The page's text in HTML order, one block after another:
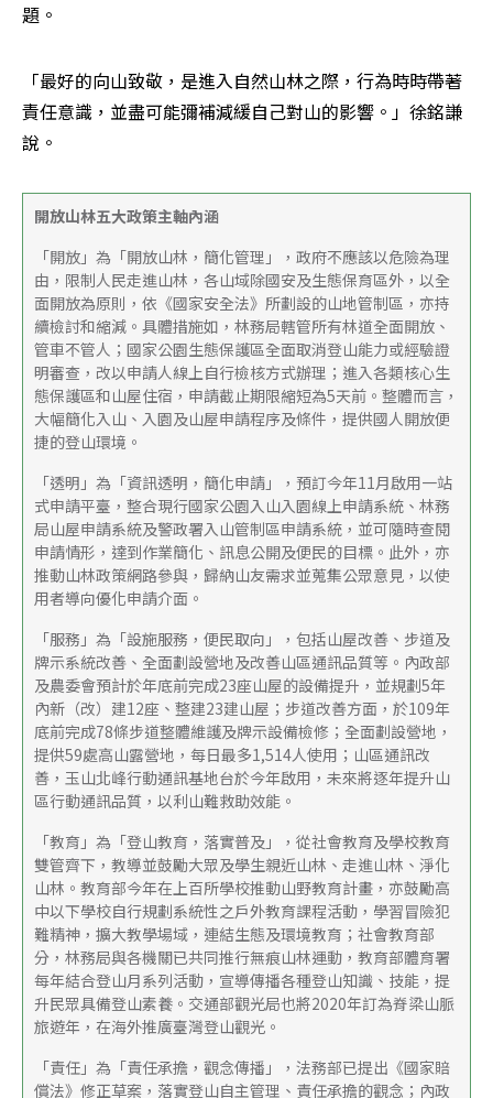
題。
「最好的向山致敬，是進入自然山林之際，行為時時帶著
責任意識，並盡可能彌補減緩自己對山的影響。」徐銘謙
說。
開放山林五大政策主軸內涵
「開放」為「開放山林，簡化管理」，政府不應該以危險為理
由，限制人民走進山林，各山域除國安及生態保育區外，以全
面開放為原則，依《國家安全法》所劃設的山地管制區，亦持
續檢討和縮減。具體措施如，林務局轄管所有林道全面開放、
管車不管人；國家公園生態保護區全面取消登山能力或經驗證
明審查，改以申請人線上自行檢核方式辦理；進入各類核心生
態保護區和山屋住宿，申請截止期限縮短為5天前。整體而言，
大幅簡化入山、入園及山屋申請程序及條件，提供國人開放便
捷的登山環境。
「透明」為「資訊透明，簡化申請」，預訂今年11月啟用一站
式申請平臺，整合現行國家公園入山入園線上申請系統、林務
局山屋申請系統及警政署入山管制區申請系統，並可隨時查閱
申請情形，達到作業簡化、訊息公開及便民的目標。此外，亦
推動山林政策網路參與，歸納山友需求並蒐集公眾意見，以使
用者導向優化申請介面。
「服務」為「設施服務，便民取向」，包括山屋改善、步道及
牌示系統改善、全面劃設營地及改善山區通訊品質等。內政部
及農委會預計於年底前完成23座山屋的設備提升，並規劃5年
內新（改）建12座、整建23建山屋；步道改善方面，於109年
底前完成78條步道整體維護及牌示設備檢修；全面劃設營地，
提供59處高山露營地，每日最多1,514人使用；山區通訊改
善，玉山北峰行動通訊基地台於今年啟用，未來將逐年提升山
區行動通訊品質，以利山難救助效能。
「教育」為「登山教育，落實普及」，從社會教育及學校教育
雙管齊下，教導並鼓勵大眾及學生親近山林、走進山林、淨化
山林。教育部今年在上百所學校推動山野教育計畫，亦鼓勵高
中以下學校自行規劃系統性之戶外教育課程活動，學習冒險犯
難精神，擴大教學場域，連結生態及環境教育；社會教育部
分，林務局與各機關已共同推行無痕山林運動，教育部體育署
每年結合登山月系列活動，宣導傳播各種登山知識、技能，提
升民眾具備登山素養。交通部觀光局也將2020年訂為脊梁山脈
旅遊年，在海外推廣臺灣登山觀光。
「責任」為「責任承擔，觀念傳播」，法務部已提出《國家賠
償法》修正草案，落實登山自主管理、責任承擔的觀念；內政